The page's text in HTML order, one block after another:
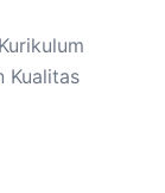
Kualitas